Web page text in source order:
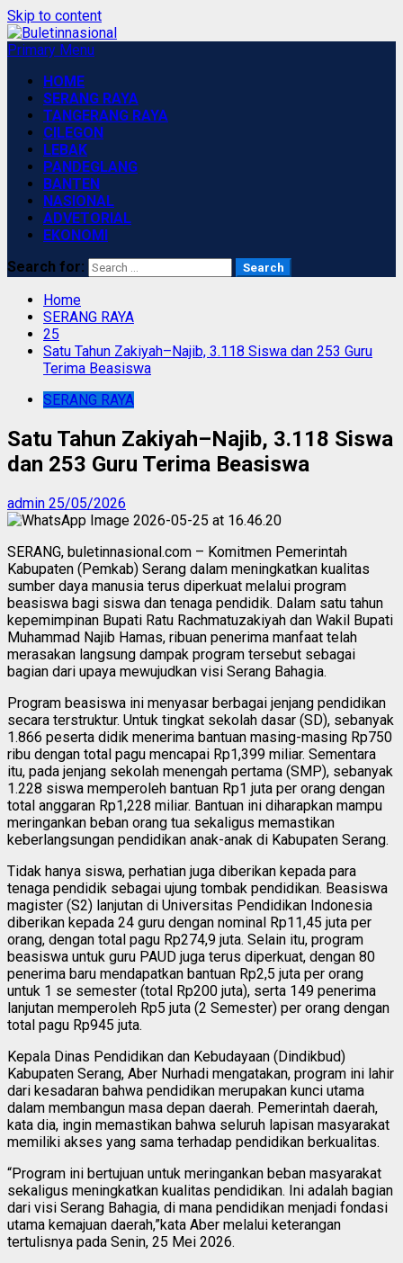
Skip to content
Primary Menu
HOME
SERANG RAYA
TANGERANG RAYA
CILEGON
LEBAK
PANDEGLANG
BANTEN
NASIONAL
ADVETORIAL
EKONOMI
Search for:
Home
SERANG RAYA
25
Satu Tahun Zakiyah–Najib, 3.118 Siswa dan 253 Guru
Terima Beasiswa
SERANG RAYA
Satu Tahun Zakiyah–Najib, 3.118 Siswa
dan 253 Guru Terima Beasiswa
admin 25/05/2026
SERANG, buletinnasional.com – Komitmen Pemerintah
Kabupaten (Pemkab) Serang dalam meningkatkan kualitas
sumber daya manusia terus diperkuat melalui program
beasiswa bagi siswa dan tenaga pendidik. Dalam satu tahun
kepemimpinan Bupati Ratu Rachmatuzakiyah dan Wakil Bupati
Muhammad Najib Hamas, ribuan penerima manfaat telah
merasakan langsung dampak program tersebut sebagai
bagian dari upaya mewujudkan visi Serang Bahagia.
Program beasiswa ini menyasar berbagai jenjang pendidikan
secara terstruktur. Untuk tingkat sekolah dasar (SD), sebanyak
1.866 peserta didik menerima bantuan masing-masing Rp750
ribu dengan total pagu mencapai Rp1,399 miliar. Sementara
itu, pada jenjang sekolah menengah pertama (SMP), sebanyak
1.228 siswa memperoleh bantuan Rp1 juta per orang dengan
total anggaran Rp1,228 miliar. Bantuan ini diharapkan mampu
meringankan beban orang tua sekaligus memastikan
keberlangsungan pendidikan anak-anak di Kabupaten Serang.
Tidak hanya siswa, perhatian juga diberikan kepada para
tenaga pendidik sebagai ujung tombak pendidikan. Beasiswa
magister (S2) lanjutan di Universitas Pendidikan Indonesia
diberikan kepada 24 guru dengan nominal Rp11,45 juta per
orang, dengan total pagu Rp274,9 juta. Selain itu, program
beasiswa untuk guru PAUD juga terus diperkuat, dengan 80
penerima baru mendapatkan bantuan Rp2,5 juta per orang
untuk 1 se semester (total Rp200 juta), serta 149 penerima
lanjutan memperoleh Rp5 juta (2 Semester) per orang dengan
total pagu Rp945 juta.
Kepala Dinas Pendidikan dan Kebudayaan (Dindikbud)
Kabupaten Serang, Aber Nurhadi mengatakan, program ini lahir
dari kesadaran bahwa pendidikan merupakan kunci utama
dalam membangun masa depan daerah. Pemerintah daerah,
kata dia, ingin memastikan bahwa seluruh lapisan masyarakat
memiliki akses yang sama terhadap pendidikan berkualitas.
“Program ini bertujuan untuk meringankan beban masyarakat
sekaligus meningkatkan kualitas pendidikan. Ini adalah bagian
dari visi Serang Bahagia, di mana pendidikan menjadi fondasi
utama kemajuan daerah,”kata Aber melalui keterangan
tertulisnya pada Senin, 25 Mei 2026.